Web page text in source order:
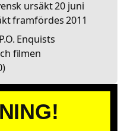
ursäkt 20 juni
framfördes 2011
P.O. Enquists
filmen